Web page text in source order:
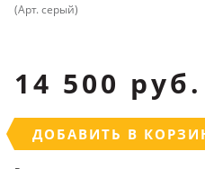
(Арт. серый)
14 500 руб.
ДОБАВИТЬ В